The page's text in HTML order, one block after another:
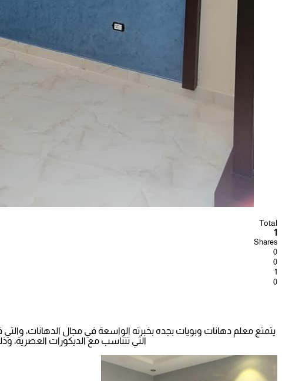
Total
1
Shares
0
0
1
0
يتمتع معلم دهانات وبويات بجده بخبرته الواسعة في مجال الدهانات،
التي تتناسب مع الديكورات العصرية،